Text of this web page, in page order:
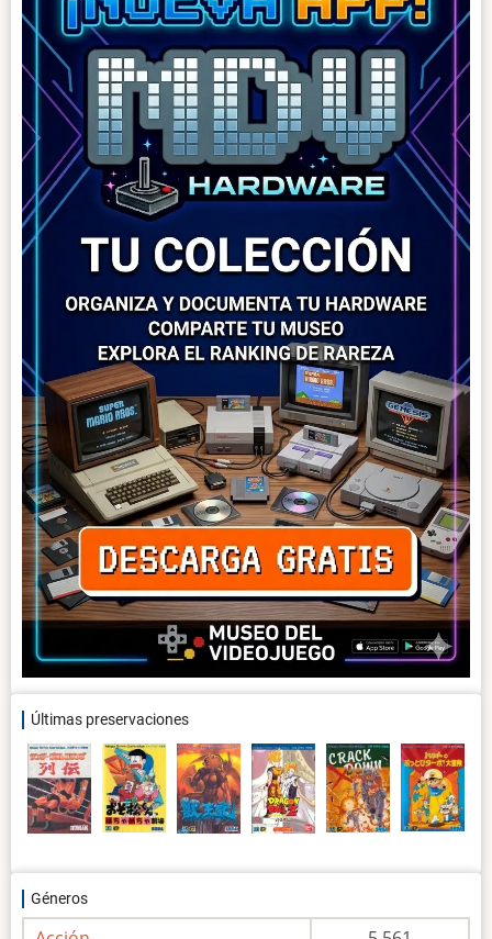
Últimas preservaciones
Géneros